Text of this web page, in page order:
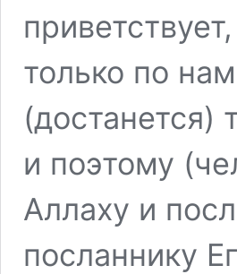
только по
(достанется)
и поэтому
Аллаху и
посланнику